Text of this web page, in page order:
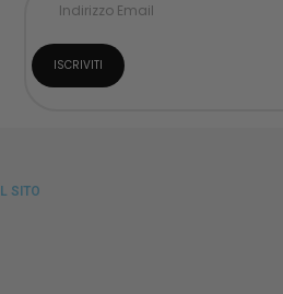
SITO